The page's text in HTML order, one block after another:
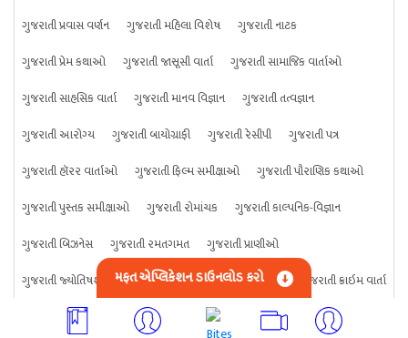
ગુજરાતી પ્રવાસ વર્ણન
ગુજરાતી મહિલા વિશેષ
ગુજરાતી નાટક
ગુજરાતી પ્રેમ કથાઓ
ગુજરાતી જાસૂસી વાર્તા
ગુજરાતી સામાજિક વાર્તાઓ
ગુજરાતી સાહસિક વાર્તા
ગુજરાતી માનવ વિજ્ઞાન
ગુજરાતી તત્વજ્ઞાન
ગુજરાતી આરોગ્ય
ગુજરાતી બાયોગ્રાફી ગુજરાતી રેસીપી
ગુજરાતી પત્ર
ગુજરાતી હૉરર વાર્તાઓ
ગુજરાતી ફિલ્મ સમીક્ષાઓ
ગુજરાતી પૌરાણિક કથાઓ
ગુજરાતી પુસ્તક સમીક્ષાઓ
ગુજરાતી રોમાંચક
ગુજરાતી કાલ્પનિક-વિજ્ઞાન
ગુજરાતી બિઝનેસ
ગુજરાતી રમતગમત
ગુજરાતી પ્રાણીઓ
ગુજરાતી જ્યોતિષશાસ્ત્ર
ગુજરાતી વિજ્ઞાન ગુજરાતી કંઈપણ ગુજરાતી ક્રાઇમ વાર્તા
મફત એપ્લિકેશન ડાઉનલોડ કરો